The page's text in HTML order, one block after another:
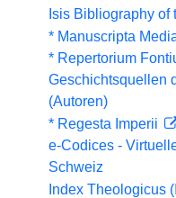
Isis Bibliography of
* Manuscripta
* Repertorium
Geschichtsquellen
(Autoren)
* Regesta Imperii
e-Codices -
Schweiz
Index Theologicus